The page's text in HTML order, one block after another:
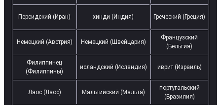
Персидский (Иран) хинди (Индия) Греческий (Греция)
Немецкий (Австрия) Немецкий (Швейцария)
Французский
(Бельгия)
Филиппинец
(Филиппины)
исландский (Исландия) иврит (Израиль)
Лаос (Лаос) Мальтийский (Мальта)
португальский
(Бразилия)